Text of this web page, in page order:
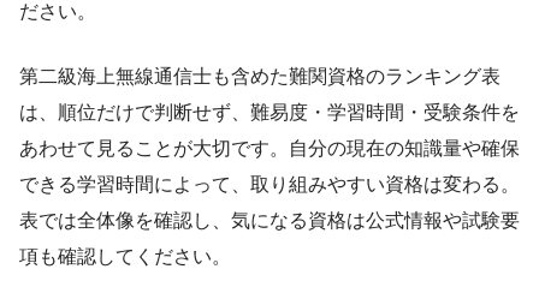
ださい。
第二級海上無線通信士も含めた難関資格のランキング表
は、順位だけで判断せず、難易度・学習時間・受験条件を
あわせて見ることが大切です。自分の現在の知識量や確保
できる学習時間によって、取り組みやすい資格は変わる。
表では全体像を確認し、気になる資格は公式情報や試験要
項も確認してください。